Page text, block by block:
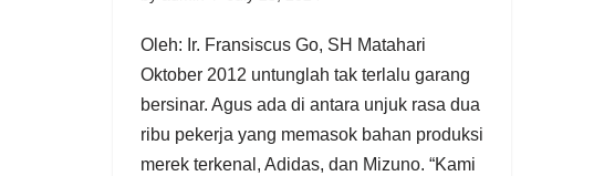
Oleh: Ir. Fransiscus Go, SH Matahari
Oktober 2012 untunglah tak terlalu garang
bersinar. Agus ada di antara unjuk rasa dua
ribu pekerja yang memasok bahan produksi
merek terkenal, Adidas, dan Mizuno. “Kami